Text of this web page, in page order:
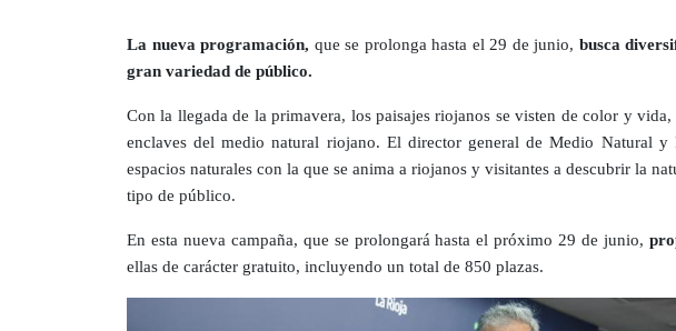
La nueva programación, que se prolonga hasta el 29 de junio, busca
gran variedad de público.
Con la llegada de la primavera, los paisajes riojanos se visten de color y
enclaves del medio natural riojano. El director general de Medio Natural
espacios naturales con la que se anima a riojanos y visitantes a descubrir la
tipo de público.
En esta nueva campaña, que se prolongará hasta el próximo 29 de junio,
ellas de carácter gratuito, incluyendo un total de 850 plazas.